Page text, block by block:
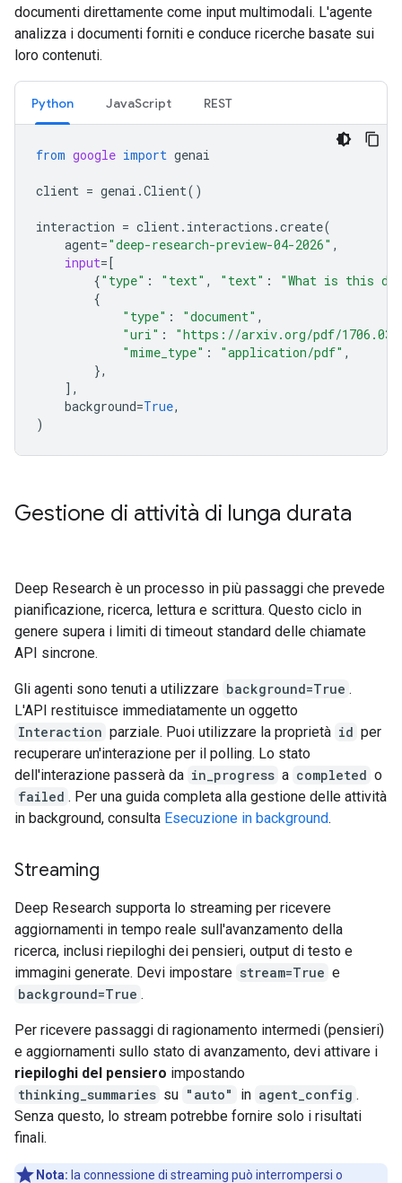
documenti direttamente come input multimodali. L'agente
analizza i documenti forniti e conduce ricerche basate sui
loro contenuti.
Python JavaScript REST
from google import genai
client = genai .Client()
interaction = client. interactions .create(
agent="deep-research-preview-04-2026" ,
input=[
{"type" : "text" , "text" :
"What is this
{
"type" : "document" ,
"uri" :
"https://arxiv.org/pdf/
"mime_type" : "application/pdf" ,
},
],
background=True,
)
Gestione di attività di lunga durata
Deep Research è un processo in più passaggi che prevede
pianificazione, ricerca, lettura e scrittura. Questo ciclo in
genere supera i limiti di timeout standard delle chiamate
API sincrone.
Gli agenti sono tenuti a utilizzare background=True .
L'API restituisce immediatamente un oggetto
Interaction parziale. Puoi utilizzare la proprietà id per
recuperare un'interazione per il polling. Lo stato
dell'interazione passerà da in_progress a completed o
failed . Per una guida completa alla gestione delle attività
in background, consulta Esecuzione in background.
Streaming
Deep Research supporta lo streaming per ricevere
aggiornamenti in tempo reale sull'avanzamento della
ricerca, inclusi riepiloghi dei pensieri, output di testo e
immagini generate. Devi impostare stream=True e
background=True .
Per ricevere passaggi di ragionamento intermedi (pensieri)
e aggiornamenti sullo stato di avanzamento, devi attivare i
riepiloghi del pensiero impostando
thinking_summaries su "auto" in agent_config .
Senza questo, lo stream potrebbe fornire solo i risultati
finali.
Nota: la connessione di streaming può interrompersi o